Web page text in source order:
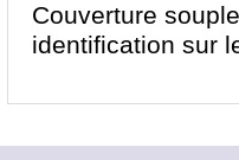
Couverture
identification sur